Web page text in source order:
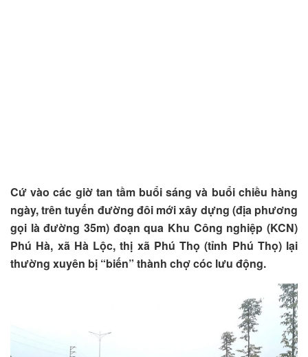
Cứ vào các giờ tan tầm buổi sáng và buổi chiều hàng
ngày, trên tuyến đường đôi mới xây dựng (địa phương
gọi là đường 35m) đoạn qua Khu Công nghiệp (KCN)
Phú Hà, xã Hà Lộc, thị xã Phú Thọ (tỉnh Phú Thọ) lại
thường xuyên bị “biến” thành chợ cóc lưu động.